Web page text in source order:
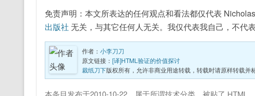
免责声明：本文所表达的任何观点和看法都仅代表
出版社 无关，与其它任何人无关。我仅代表我自己，不代表
作者： 小李刀刀
原文链接： [译]HTML验证的价值探讨
裁纸刀下版权所有，允许非商业用途转载，转载时请原样转载并